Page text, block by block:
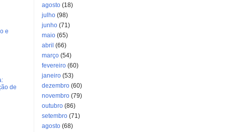
e
de
agosto (18)
julho (98)
junho (71)
maio (65)
abril (66)
março (54)
fevereiro (60)
janeiro (53)
dezembro (60)
novembro (79)
outubro (86)
setembro (71)
agosto (68)